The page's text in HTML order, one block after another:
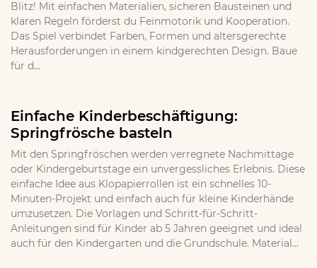
Blitz! Mit einfachen Materialien, sicheren Bausteinen und
klaren Regeln förderst du Feinmotorik und Kooperation.
Das Spiel verbindet Farben, Formen und altersgerechte
Herausforderungen in einem kindgerechten Design. Baue
für d...
Einfache Kinderbeschäftigung:
Springfrösche basteln
Mit den Springfröschen werden verregnete Nachmittage
oder Kindergeburtstage ein unvergessliches Erlebnis. Diese
einfache Idee aus Klopapierrollen ist ein schnelles 10-
Minuten-Projekt und einfach auch für kleine Kinderhände
umzusetzen. Die Vorlagen und Schritt-für-Schritt-
Anleitungen sind für Kinder ab 5 Jahren geeignet und ideal
auch für den Kindergarten und die Grundschule. Material...